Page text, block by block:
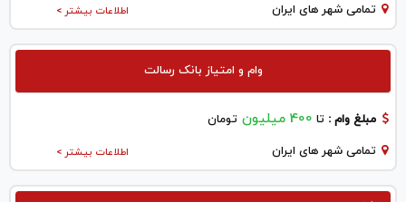
اطلاعات بیشتر > تمامی شهر های ایران
وام و امتیاز بانک رسالت
مبلغ وام : تا 400 میلیون تومان
اطلاعات بیشتر > تمامی شهر های ایران